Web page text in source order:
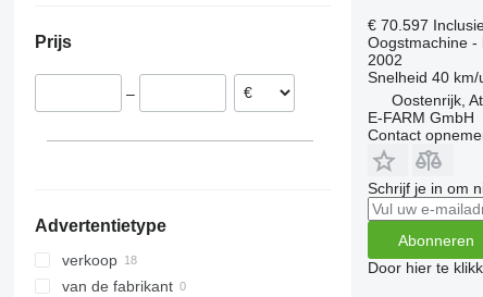
Roemenië
Frankrijk
Sankt Pölten
Eferding
Eggendorf
Prijs
–
Advertentietype
verkoop
van de fabrikant
€ 70.597
Oogstmachine -
2002
Snelheid 40 km/
Oostenrijk,
E-FARM GmbH
Contact
Schrijf je in om
Abonneren
Door hier te